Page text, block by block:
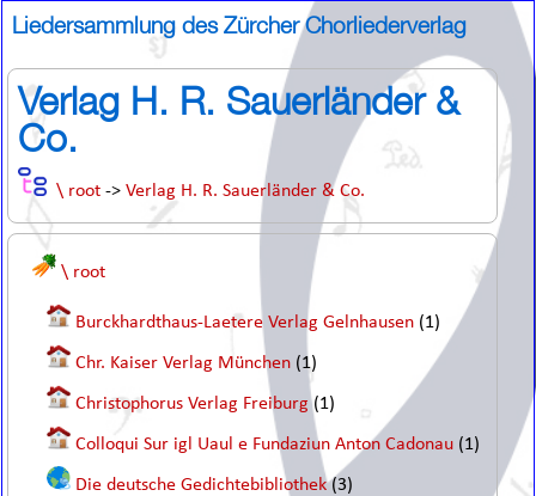
Liedersammlung des Zürcher Chorliederverlag
Verlag H. R. Sauerländer &
Co.
\ root ->Verlag H. R. Sauerländer & Co.
\ root
Burckhardthaus-Laetere Verlag Gelnhausen (1)
Chr. Kaiser Verlag München (1)
Christophorus Verlag Freiburg(1)
Colloqui Sur igl Uaul e Fundaziun Anton Cadonau (1)
Die deutsche Gedichtebibliothek(3)